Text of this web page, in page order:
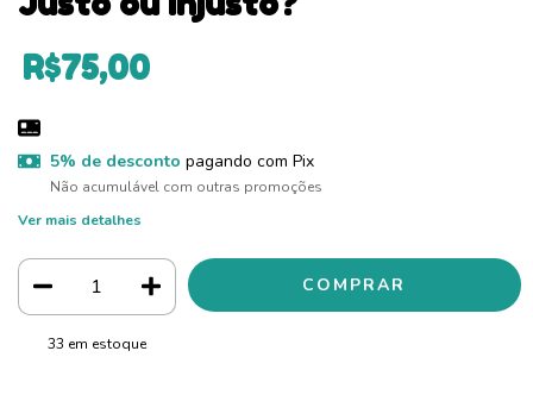
R$75,00
5% de desconto pagando com Pix
Não acumulável com outras promoções
Ver mais detalhes
33 em estoque